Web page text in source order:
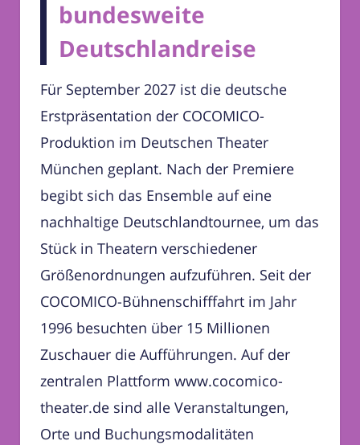
bundesweite
Deutschlandreise
Für September 2027 ist die deutsche
Erstpräsentation der COCOMICO-
Produktion im Deutschen Theater
München geplant. Nach der Premiere
begibt sich das Ensemble auf eine
nachhaltige Deutschlandtournee, um das
Stück in Theatern verschiedener
Größenordnungen aufzuführen. Seit der
COCOMICO-Bühnenschifffahrt im Jahr
1996 besuchten über 15 Millionen
Zuschauer die Aufführungen. Auf der
zentralen Plattform www.cocomico-
theater.de sind alle Veranstaltungen,
Orte und Buchungsmodalitäten